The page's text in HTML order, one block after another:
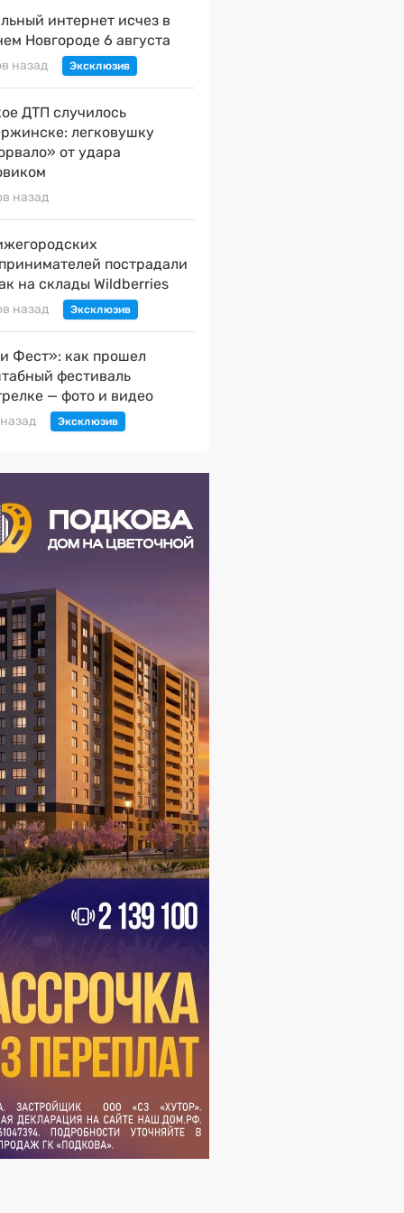
интернет исчез в
Новгороде 6 августа
назад
ДТП случилось
легковушку
от удара
назад
пострадали
на склады Wildberries
назад
Фест»: как прошел
фестиваль
— фото и видео